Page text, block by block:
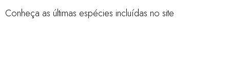
Conheça as últimas espécies incluídas no site